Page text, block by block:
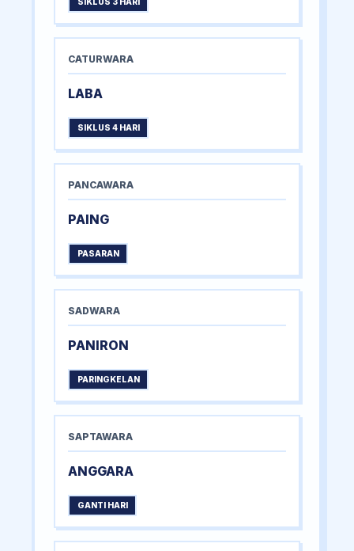
SIKLUS 3 HARI
CATURWARA
LABA
SIKLUS 4 HARI
PANCAWARA
PAING
PASARAN
SADWARA
PANIRON
PARINGKELAN
SAPTAWARA
ANGGARA
GANTI HARI